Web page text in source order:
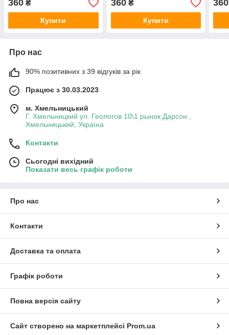
360 ₴
Купити
360₴
Купити
360
Про нас
90% позитивних з 39 відгуків за рік
Працює з 30.03.2023
м. Хмельницький
Г. Хмельницкий ул. Геологов 10\1 рынок Дарсон.,
Хмельницький, Україна
Контакти
Сьогодні вихідний
Показати весь графік роботи
Про нас
Контакти
Доставка та оплата
Графік роботи
Повна версія сайту
Сайт створено на маркетплейсі Prom.ua